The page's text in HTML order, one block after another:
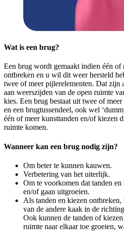
Wat is een brug?
Een brug wordt gemaakt indien één of
ontbreken en u wil dit weer hersteld
twee of meer pijlerelementen. Dat zijn
aan weerszijden van de open ruimte
kies. Een brug bestaat uit twee of
en een brugtussendeel, ook wel
één of meer kunsttanden en/of kiezen
ruimte komen.
Wanneer kan een brug nodig zijn?
Om beter te kunnen kauwen.
Verbetering van het uiterlijk.
Om te voorkomen dat tanden en
en/of gaan uitgroeien.
Als tanden en kiezen
van de andere kaak in de
Ook kunnen de tanden of
ruimte naar elkaar toe groeien,